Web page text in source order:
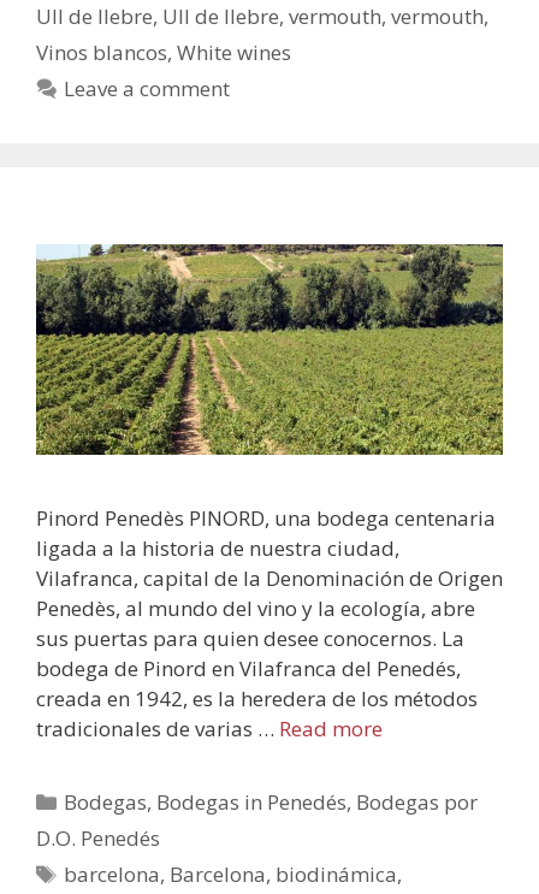
Ull de llebre, Ull de llebre, vermouth, vermouth,
Vinos blancos, White wines
Leave a comment
Pinord Penedès PINORD, una bodega centenaria
ligada a la historia de nuestra ciudad,
Vilafranca, capital de la Denominación de Origen
Penedès, al mundo del vino y la ecología, abre
sus puertas para quien desee conocernos. La
bodega de Pinord en Vilafranca del Penedés,
creada en 1942, es la heredera de los métodos
tradicionales de varias … Read more
Bodegas, Bodegas in Penedés, Bodegas por
D.O. Penedés
barcelona, Barcelona, biodinámica,